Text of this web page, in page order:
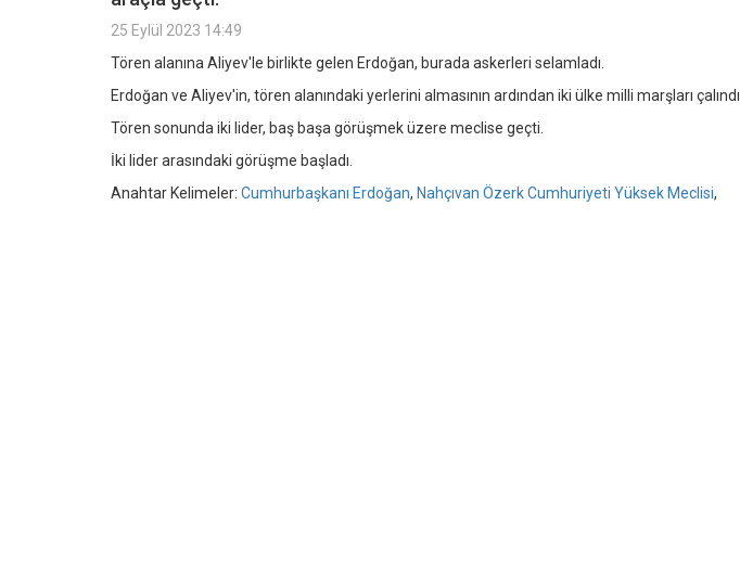
25 Eylül 2023 14:49
Tören alanına Aliyev'le birlikte gelen Erdoğan, burada askerleri selamladı.
Erdoğan ve Aliyev'in, tören alanındaki yerlerini almasının ardından iki ülke milli marşları çalındı.
Tören sonunda iki lider, baş başa görüşmek üzere meclise geçti.
İki lider arasındaki görüşme başladı.
Anahtar Kelimeler: Cumhurbaşkanı Erdoğan, Nahçıvan Özerk Cumhuriyeti Yüksek Meclisi,